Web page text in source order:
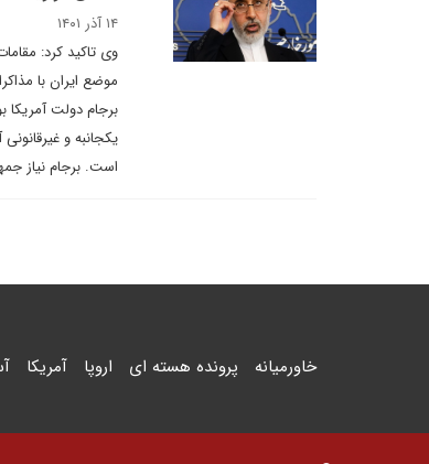
۱۴ آذر ۱۴۰۱
وی تاکید کرد:
موضع ایران با
برجام دولت آمریکا
یکجانبه و
است. برجام نیاز
خاورمیانه پرونده هسته ای اروپا آمریکا